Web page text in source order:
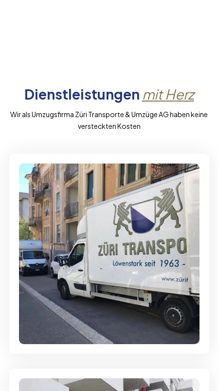
Dienstleistungen mit Herz
Wir als Umzugsfirma Züri Transporte & Umzüge AG haben keine
versteckten Kosten
Full-Service - Für Privatumzüge